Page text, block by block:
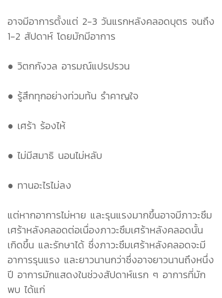
อาจมีอาการตั้งแต่ 2-3 วันแรกหลังคลอดบุตร จนถึง
1-2 สัปดาห์ โดยมักมีอาการ
● วิตกกังวล อารมณ์แปรปรวน
● รู้สึกทุกอย่างท่วมท้น รำคาญใจ
● เศร้า ร้องไห้
● ไม่มีสมาธิ นอนไม่หลับ
● ทานอะไรไม่ลง
แต่หากอาการไม่หาย และรุนแรงมากขึ้นอาจมีภาวะซึม
เศร้าหลังคลอดต่อเนื่องภาวะซึมเศร้าหลังคลอดนั้น
เกิดขึ้น และรักษาได้ ซึ่งภาวะซึมเศร้าหลังคลอดจะมี
อาการรุนแรง และยาวนานกว่าซึ่งอาจยาวนานถึงหนึ่ง
ปี อาการมักแสดงในช่วงสัปดาห์แรก ๆ อาการที่มัก
พบ ได้แก่